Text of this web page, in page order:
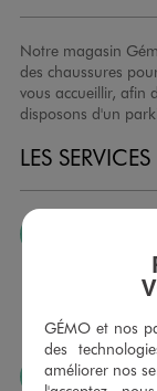
Notre magasin
des chaussures
vous accueillir, afin
disposons d'un
LES
JE PEUX
Nous
dans tous
JE PEUX
GÉMO et nos
des
améliorer nos